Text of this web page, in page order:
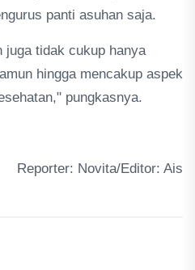
panti asuhan saja.
juga tidak cukup hanya
hingga mencakup aspek
pungkasnya.
Reporter: Novita/Editor: Ais